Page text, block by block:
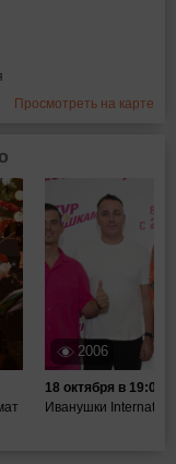
Просмотреть на карте
2006
18 октября в 19:00
Иванушки